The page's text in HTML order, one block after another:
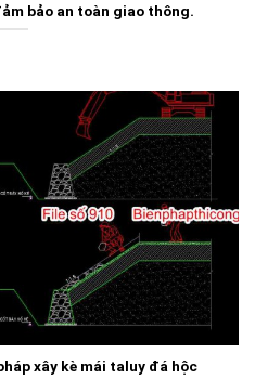
bảo an toàn giao thông.
xây kè mái taluy đá hộc